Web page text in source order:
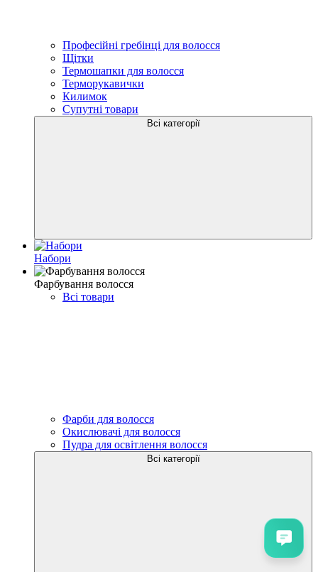
Професійні гребінці для волосся
Щітки
Термошапки для волосся
Терморукавички
Килимок
Супутні товари
Всі категорії
Набори
Фарбування волосся
Всі товари
Фарби для волосся
Окислювачі для волосся
Пудра для освітлення волосся
Всі категорії